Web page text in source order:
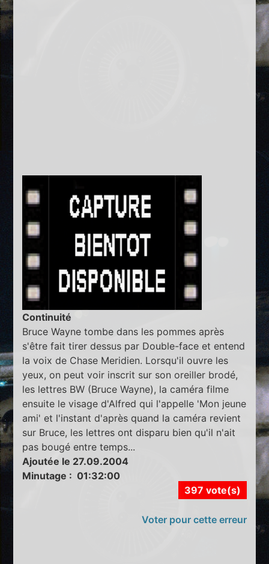
Continuité
Bruce Wayne tombe dans les pommes après
s'être fait tirer dessus par Double-face et entend
la voix de Chase Meridien. Lorsqu'il ouvre les
yeux, on peut voir inscrit sur son oreiller brodé,
les lettres BW (Bruce Wayne), la caméra filme
ensuite le visage d'Alfred qui l'appelle 'Mon jeune
ami' et l'instant d'après quand la caméra revient
sur Bruce, les lettres ont disparu bien qu'il n'ait
pas bougé entre temps...
Ajoutée le 27.09.2004
Minutage : 01:32:00
397 vote(s)
Voter pour cette erreur